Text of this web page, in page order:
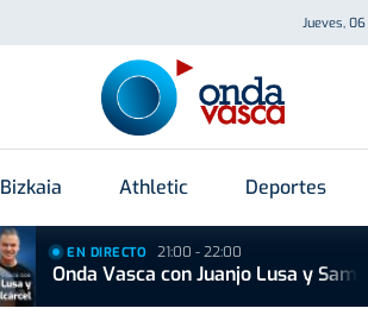
Jueves,
Bizkaia Athletic Deportes
EN DIRECTO 21:00 - 22:00
Onda Vasca con Juanjo Lusa y